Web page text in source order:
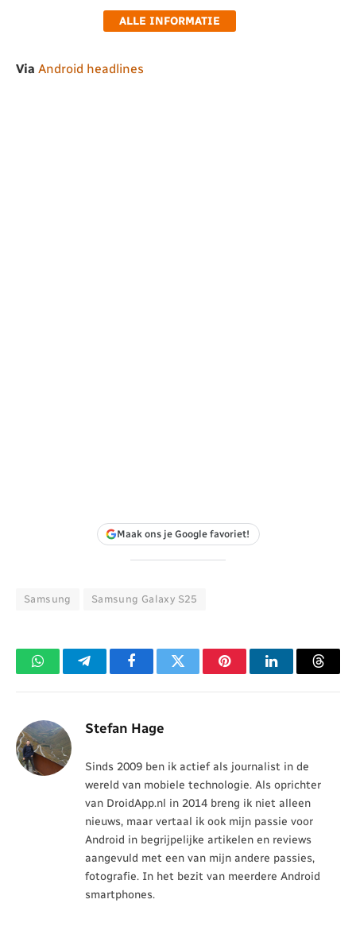
ALLE INFORMATIE
Via Android headlines
Maak ons je Google favoriet!
Samsung Samsung Galaxy S25
WhatsAppTelegramFacebookTwitter PinterestLinkedIn
Stefan Hage
Sinds 2009 ben ik actief als journalist in de
wereld van mobiele technologie. Als oprichter
van DroidApp.nl in 2014 breng ik niet alleen
nieuws, maar vertaal ik ook mijn passie voor
Android in begrijpelijke artikelen en reviews
aangevuld met een van mijn andere passies,
fotografie. In het bezit van meerdere Android
smartphones.